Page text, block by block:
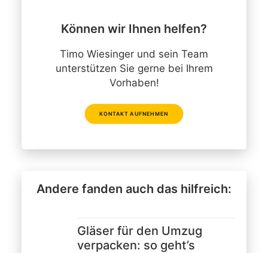
Können wir Ihnen helfen?
Timo Wiesinger und sein Team
unterstützen Sie gerne bei Ihrem
Vorhaben!
KONTAKT AUFNEHMEN
Andere fanden auch das hilfreich:
Gläser für den Umzug
verpacken: so geht’s